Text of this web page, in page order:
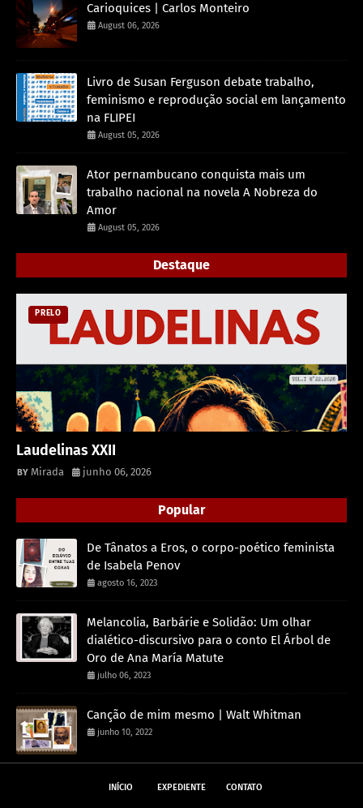
Carioquices | Carlos Monteiro
August 06, 2026
Livro de Susan Ferguson debate trabalho,
feminismo e reprodução social em lançamento
na FLIPEI
August 05, 2026
Ator pernambucano conquista mais um
trabalho nacional na novela A Nobreza do
Amor
August 05, 2026
Destaque
PRELO
Laudelinas XXII
Mirada junho 06, 2026
Popular
De Tânatos a Eros, o corpo-poético feminista
de Isabela Penov
agosto 16, 2023
Melancolia, Barbárie e Solidão: Um olhar
dialético-discursivo para o conto El Árbol de
Oro de Ana María Matute
julho 06, 2023
Canção de mim mesmo | Walt Whitman
junho 10, 2022
INÍCIO EXPEDIENTE CONTATO